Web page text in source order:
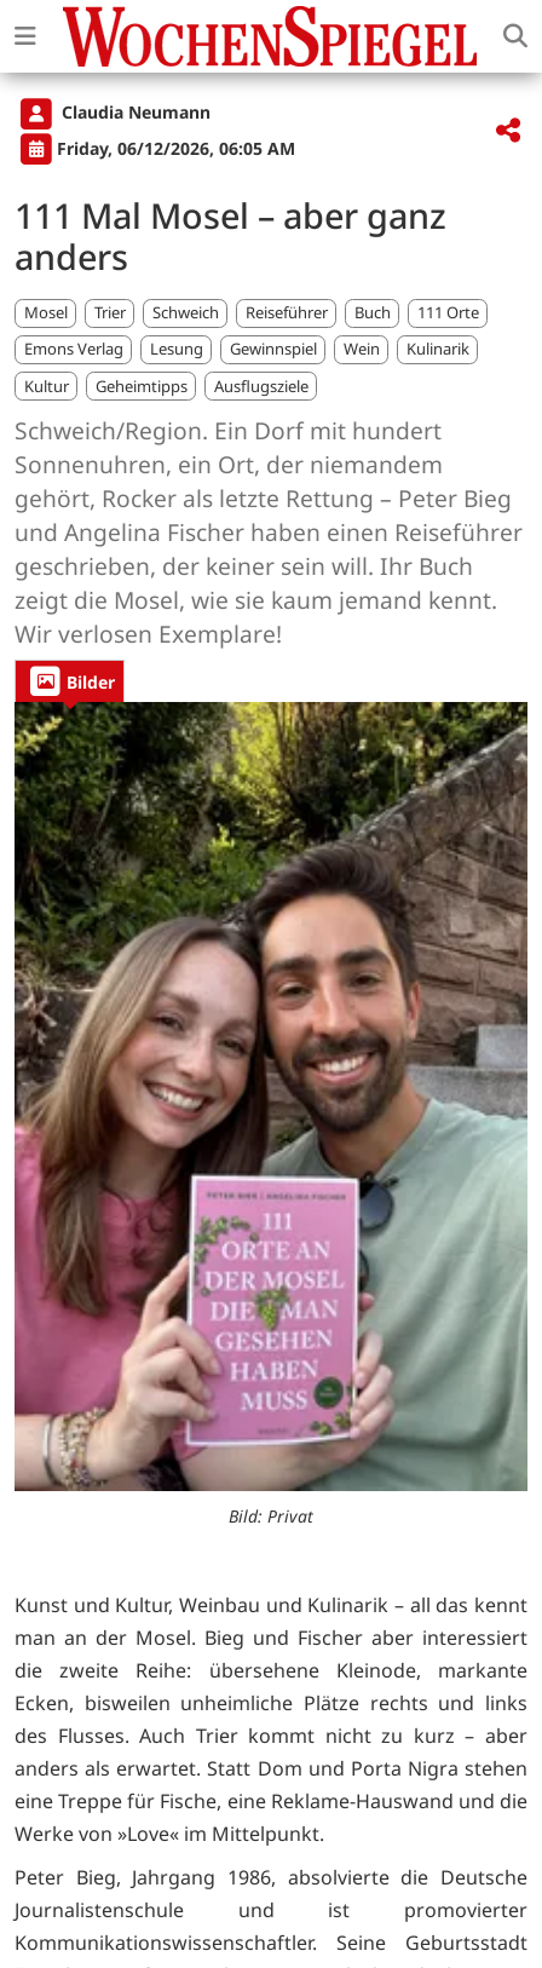
Claudia Neumann
Friday, 06/12/2026, 06:05 AM
111 Mal Mosel – aber ganz
anders
Mosel Trier Schweich Reiseführer Buch
111 Orte
Emons Verlag
Lesung Gewinnspiel Wein
Kulinarik
Kultur
Geheimtipps Ausflugsziele
Schweich/Region. Ein Dorf mit hundert
Sonnenuhren, ein Ort, der niemandem
gehört, Rocker als letzte Rettung – Peter Bieg
und Angelina Fischer haben einen Reiseführer
geschrieben, der keiner sein will. Ihr Buch
zeigt die Mosel, wie sie kaum jemand kennt.
Wir verlosen Exemplare!
Bilder
Bild: Privat
Kunst und Kultur, Weinbau und Kulinarik – all das kennt
man an der Mosel. Bieg und Fischer aber interessiert
die zweite Reihe: übersehene Kleinode, markante
Ecken, bisweilen unheimliche Plätze rechts und links
des Flusses. Auch Trier kommt nicht zu kurz – aber
anders als erwartet. Statt Dom und Porta Nigra stehen
eine Treppe für Fische, eine Reklame-Hauswand und die
Werke von »Love« im Mittelpunkt.
Peter Bieg, Jahrgang 1986, absolvierte die Deutsche
Journalistenschule und ist promovierter
Kommunikationswissenschaftler. Seine Geburtsstadt